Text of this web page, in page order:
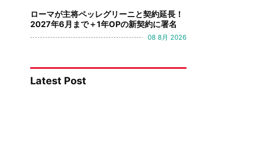
ローマが主将ペッレグリーニと契約延長！
2027年6月まで＋1年OPの新契約に署名
08 8月 2026
Latest Post